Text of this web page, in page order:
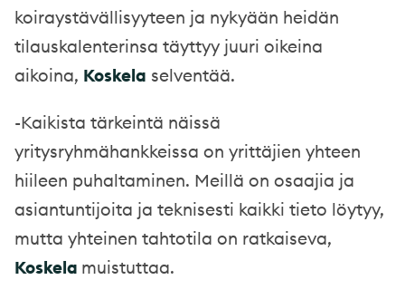
koiraystävällisyyteen ja nykyään heidän
tilauskalenterinsa täyttyy juuri oikeina
aikoina, Koskela selventää.
-Kaikista tärkeintä näissä
yritysryhmähankkeissa on yrittäjien yhteen
hiileen puhaltaminen. Meillä on osaajia ja
asiantuntijoita ja teknisesti kaikki tieto löytyy,
mutta yhteinen tahtotila on ratkaiseva,
Koskela muistuttaa.